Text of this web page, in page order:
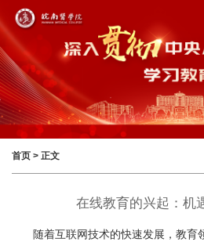
首页 > 正文
在线教育的兴起：机
随着互联网技术的快速发展，教育